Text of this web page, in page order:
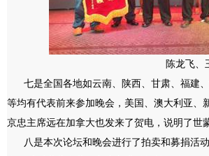
陈龙飞、
七是全国各地如云南、陕西、甘肃、福建
等均有代表前来参加晚会，美国、澳大利亚、
京忠主席远在加拿大也发来了贺电，说明了世
八是本次论坛和晚会进行了拍卖和募捐活动